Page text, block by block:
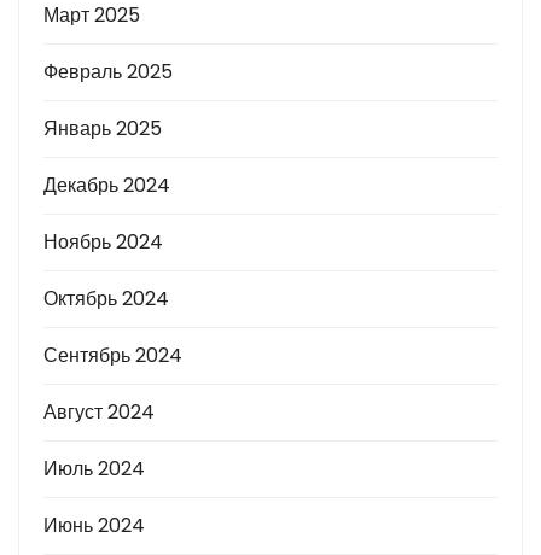
Март 2025
Февраль 2025
Январь 2025
Декабрь 2024
Ноябрь 2024
Октябрь 2024
Сентябрь 2024
Август 2024
Июль 2024
Июнь 2024